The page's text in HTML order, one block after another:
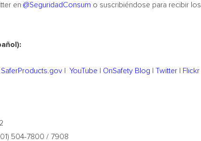
en@SeguridadConsum o suscribiéndose para recibir los
SaferProducts.gov |YouTube OnSafety Blog |Twitter Flickr
504-7800 / 7908